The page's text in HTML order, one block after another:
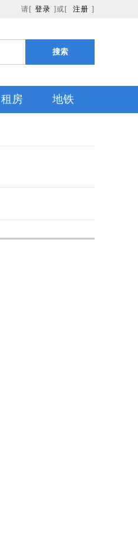
请[ 登录 ]或[ 注册 ]
搜索
租房 地铁